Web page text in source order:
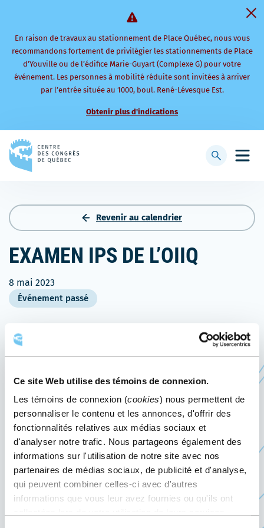
Ce site Web utilise des témoins de connexion.
Les témoins de connexion (cookies) nous permettent de
personnaliser le contenu et les annonces, d'offrir des
fonctionnalités relatives aux médias sociaux et
d'analyser notre trafic. Nous partageons également des
informations sur l'utilisation de notre site avec nos
partenaires de médias sociaux, de publicité et d'analyse,
qui peuvent combiner celles-ci avec d'autres
informations que vous leur avez fournies ou qu'ils ont
En raison de travaux au stationnement de Place Québec, nous vous
recommandons fortement de privilégier les stationnements de Place
d’Youville ou de l’édifice Marie-Guyart (Complexe G) pour votre
événement. Les personnes à mobilité réduite sont invitées à arriver
par l’entrée située au 1000, boul. René-Lévesque Est.
Obtenir plus d'indications
à
Afficher
recherche
Revenir au calendrier
EXAMEN IPS DE L’OIIQ
8 mai 2023
Événement passé
Le 8 mai 2023, le Centre des congrès de Québec
accueille la séance d’examen IPS de l’Ordre des
L’examen IPS (infirmiers et infirmières praticiens
spécialisés) doit être réussi par les candidats qui
souhaitent obtenir un certificat de spécialiste.
L’OIIQ accompagne les infirmières et infirmiers à
travers leurs différents parcours professionnels,
traite les demandes d’admission à la profession et
assure le développement et l’évolution de